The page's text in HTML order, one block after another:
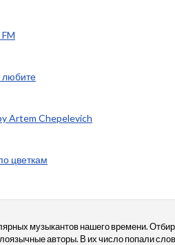
любите
Artem Chepelevich
цветкам
музыкантов нашего времени.
авторы. В их число попали